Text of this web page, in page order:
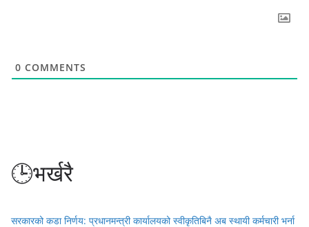
0 COMMENTS
🕒भर्खरै
सरकारको कडा निर्णय: प्रधानमन्त्री कार्यालयको स्वीकृतिबिनै अब स्थायी कर्मचारी भर्ना